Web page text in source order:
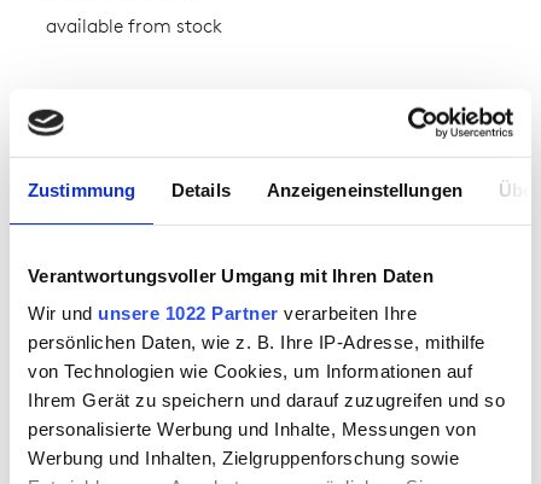
Zustimmung Details Anzeigeneinstellungen
Verantwortungsvoller Umgang mit Ihren Daten
Wir und unsere 1022 Partner verarbeiten Ihre
persönlichen Daten, wie z. B. Ihre IP-Adresse, mithilfe
von Technologien wie Cookies, um Informationen auf
Ihrem Gerät zu speichern und darauf zuzugreifen und so
personalisierte Werbung und Inhalte, Messungen von
Werbung und Inhalten, Zielgruppenforschung sowie
available from stock
FABRIC
outer fabric 2:
100% polyester
WEIGHT OF FABRIC
approx. 245.00 g